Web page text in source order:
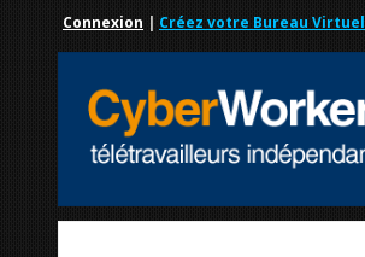
Connexion | Créez votre Bureau Virtuel